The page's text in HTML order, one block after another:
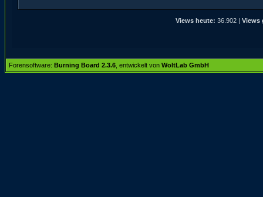
Views heute: 36.902 | Views
Forensoftware: Burning Board 2.3.6 , entwickelt von WoltLab GmbH